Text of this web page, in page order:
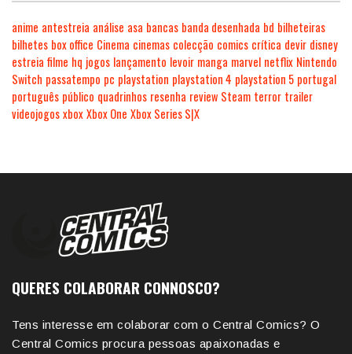
anime antestreia análise asa bancas banda desenhada bd bilheteiras
bilhetes box office Cinema cinemas colecção comics crítica devir disney
estreia filme hq jogos lançamento levoir manga marvel netflix Nintendo
Switch passatempo pc playstation playstation 4 playstation 5 portugal
português público quadrinhos resenha review Steam terror trailer
videojogosxboxXbox One Xbox Series S|X
QUERES COLABORAR CONNOSCO?
Tens interesse em colaborar com o Central Comics? O
Central Comics procura pessoas apaixonadas e